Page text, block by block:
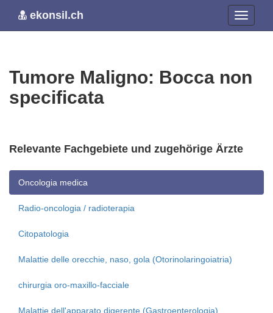
ekonsil.ch
Tumore Maligno: Bocca non
specificata
Relevante Fachgebiete und zugehörige Ärzte
Oncologia medica
Radio-oncologia / radioterapia
Citopatologia
Malattie delle orecchie, naso, gola (Otorinolaringoiatria)
chirurgia oro-maxillo-facciale
Malattie dell'apparato digerente (Gastroenterologia)